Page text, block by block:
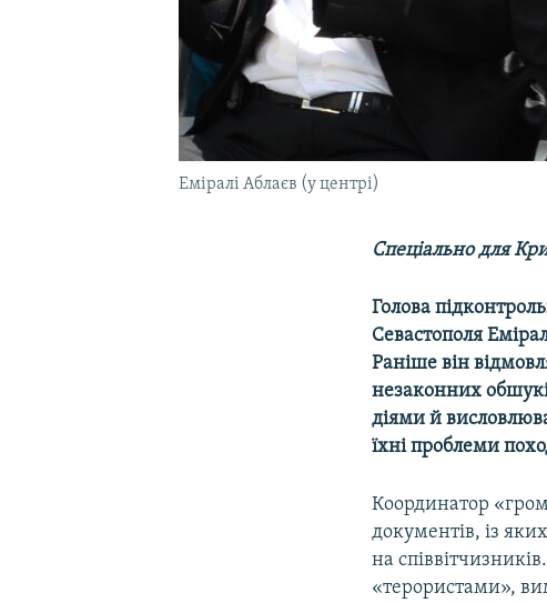
Еміралі Аблаєв (у центрі)
Спеціально для
Голова
Севастополя
Раніше він
незаконних
діями й
їхні проблеми
Координатор
документів, із
на
«терористами»,